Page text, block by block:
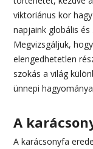
viktoriánus kor
napjaink globális
Megvizsgáljuk,
elengedhetetlen
szokás a világ
ünnepi
A
A karácsonyfa